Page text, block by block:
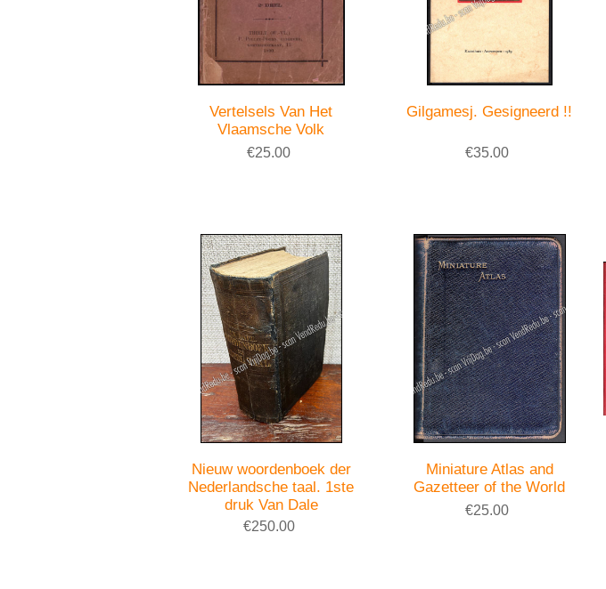
Vertelsels Van Het
Vlaamsche Volk
€25.00
Gilgamesj. Gesigneerd !!
€35.00
Nieuw woordenboek der
Nederlandsche taal. 1ste
druk Van Dale
€250.00
Miniature Atlas and
Gazetteer of the World
€25.00